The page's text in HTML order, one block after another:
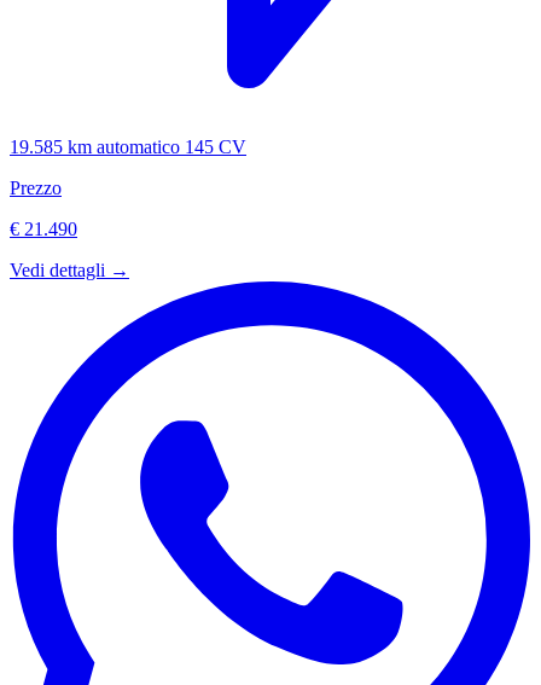
19.585 km automatico 145 CV
Prezzo
€ 21.490
Vedi dettagli →